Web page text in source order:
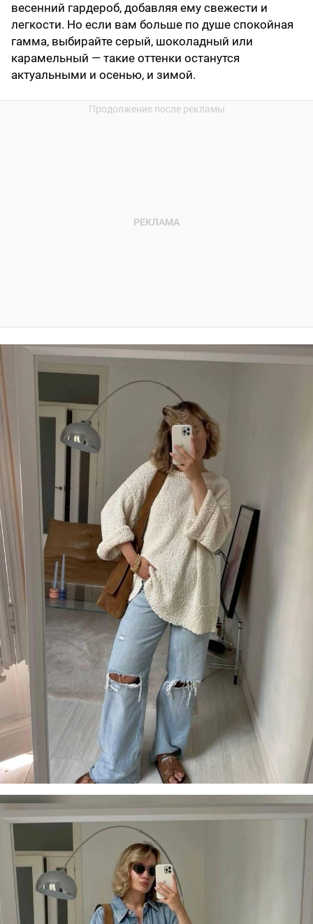
весенний гардероб, добавляя ему свежести и
легкости. Но если вам больше по душе спокойная
гамма, выбирайте серый, шоколадный или
карамельный — такие оттенки останутся
актуальными и осенью, и зимой.